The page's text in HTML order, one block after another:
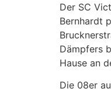
Der SC
Bernhardt
Dämpfers
Hause an
Die 08er